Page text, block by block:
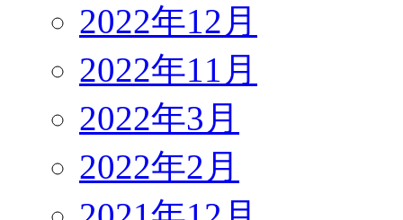
2022年12月
2022年11月
2022年3月
2022年2月